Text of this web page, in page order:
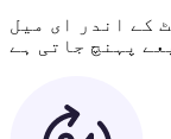
پروسیسنگ، پالیسی 1 منٹ کے اندر ای میل
پہنچ جاتی ہے